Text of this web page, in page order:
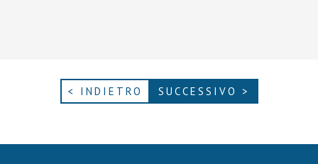
< INDIETRO SUCCESSIVO >